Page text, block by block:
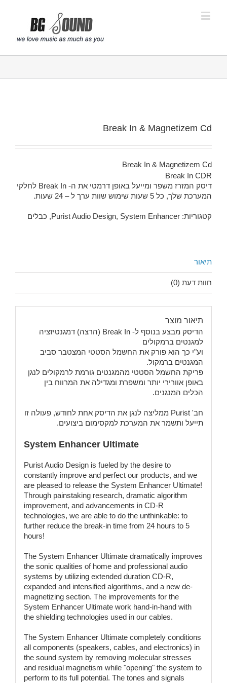
Break In & Magnetizem Cd
Break In & Magnetizem Cd
Break In CDR
דיסק המזרז משפר ומייעל באופן דרמטי את ה- Break In לחלקי
המערכת שלך, כל 5 שעות שימוש שוות ערך ל – 24 שעות.
קטגוריות: Purist Audio Design, System Enhancer
, כבלים
תיאור
חוות דעת (0)
תיאור מוצר
הדיסק מבצע בנוסף ל- Break In (הרצה) דמגנטיזציה
למגנטים ברמקולים
וע"י כך הוא פורק את החשמל הסטטי המצטבר סביב
המגנטים ברמקול.
פריקת החשמל הסטטי מהמגנטים גורמת לרמקולים לנגן
באופן אוורירי יותר ומשפרת ומגדילה את המרווח בין
הכלים המנגנים.
חב' Purist ממליצה לנגן את הדיסק אחת לחודש, פעולה זו
תייעל ותשמר את המערכת למקסימום ביצועים.
System Enhancer Ultimate
Purist Audio Design is fueled by the desire to
constantly improve and perfect our products, and we
are pleased to release the System Enhancer Ultimate!
Through painstaking research, dramatic algorithm
improvement, and advancements in CD-R
technologies, we are able to do the unthinkable: to
further reduce the break-in time from 24 hours to 5
hours!
The System Enhancer Ultimate dramatically improves
the sonic qualities of home and professional audio
systems by utilizing extended duration CD-R,
expanded and intensified algorithms, and a new de-
magnetizing section. The improvements for the
System Enhancer Ultimate work hand-in-hand with
the shielding technologies used in our cables.
The System Enhancer Ultimate completely conditions
all components (speakers, cables, and electronics) in
the sound system by removing molecular stresses
and residual magnetism while "opening" the system to
perform to its full potential. The tones and signals